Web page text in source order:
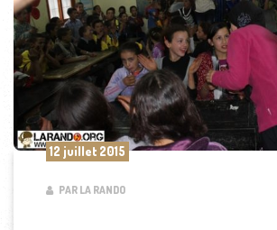
12 juillet 2015
PAR LA RANDO